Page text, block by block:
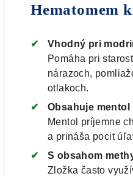
Hematomem
Vhodný pri
Pomáha pri
nárazoch,
otlakoch.
Obsahuje mentol
Mentol príjemne
a prináša pocit
S obsahom
Zložka často